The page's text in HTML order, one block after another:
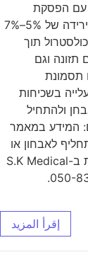
עם הפסקת
התרופה. כמה זמן לוקח לשנות תמונה מטבולית? ירידה של 5%–7%
תוך
וגם
תסמונת
בשכיחות
ולהתחיל
המידע במאמר
לאבחון או
לייעוץ רפואי מקצועי. לקביעת פגישת אבחון אישית ב-S.K Medical
إقرأ المزيد